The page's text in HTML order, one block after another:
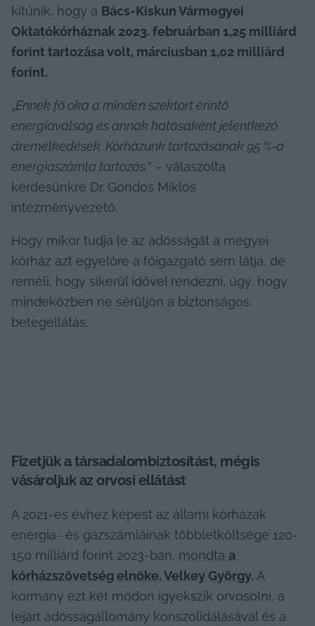
kitűnik, hogy a Bács-Kiskun Vármegyei
Oktatókórháznak 2023. februárban 1,25 milliárd
forint tartozása volt, márciusban 1,02 milliárd
forint.
„Ennek fő oka a minden szektort érintő
energiaválság és annak hatásaként jelentkező
áremelkedések. Kórházunk tartozásának 95 %-a
energiaszámla tartozás.” – válaszolta
kérdésünkre Dr. Gondos Miklós
intézményvezető.
Hogy mikor tudja le az adósságát a megyei
kórház azt egyelőre a főigazgató sem látja, de
reméli, hogy sikerül idővel rendezni, úgy, hogy
mindeközben ne sérüljön a biztonságos
betegellátás.
Fizetjük a társadalombiztosítást, mégis
vásároljuk az orvosi ellátást
A 2021-es évhez képest az állami kórházak
energia- és gázszámláinak többletköltsége 120-
150 milliárd forint 2023-ban, mondta a
kórházszövetség elnöke, Velkey György. A
kormány ezt két módon igyekszik orvosolni, a
lejárt adósságállomány konszolidálásával és a